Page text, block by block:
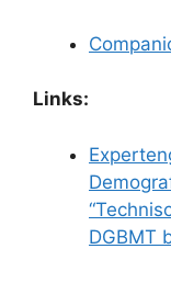
Links:
DGBMT